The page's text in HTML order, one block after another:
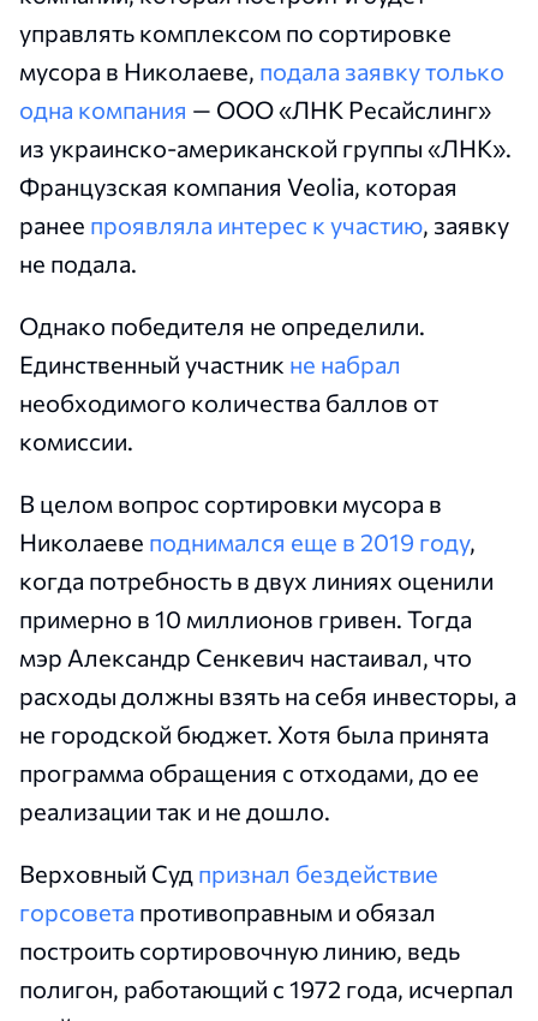
управлять комплексом по сортировке
мусора в Николаеве, подала заявку только
одна компания — ООО «ЛНК Ресайслинг»
из украинско-американской группы «ЛНК».
Французская компания Veolia, которая
ранее проявляла интерес к участию, заявку
не подала.
Однако победителя не определили.
Единственный участник не набрал
необходимого количества баллов от
комиссии.
В целом вопрос сортировки мусора в
Николаеве поднимался еще в 2019 году,
когда потребность в двух линиях оценили
примерно в 10 миллионов гривен. Тогда
мэр Александр Сенкевич настаивал, что
расходы должны взять на себя инвесторы, а
не городской бюджет. Хотя была принята
программа обращения с отходами, до ее
реализации так и не дошло.
Верховный Суд признал бездействие
горсовета противоправным и обязал
построить сортировочную линию, ведь
полигон, работающий с 1972 года, исчерпал